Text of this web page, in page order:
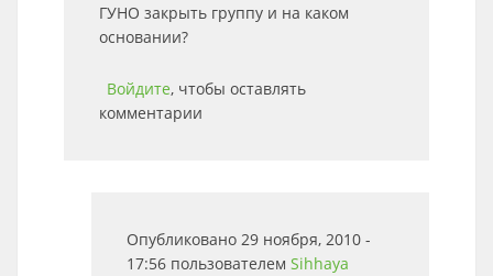
ГУНО закрыть группу и на каком
основании?
Войдите, чтобы оставлять
комментарии
Опубликовано 29 ноября, 2010 -
17:56 пользователем Sihhaya